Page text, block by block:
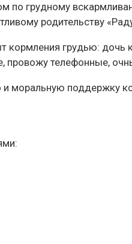
грудному
родительству
грудью: дочь
провожу телефонные,
моральную поддержку